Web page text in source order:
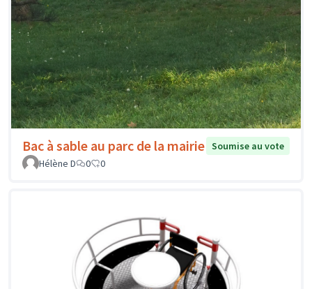
Bac à sable au parc de la mairie Soumise au vote
Hélène D
0 0